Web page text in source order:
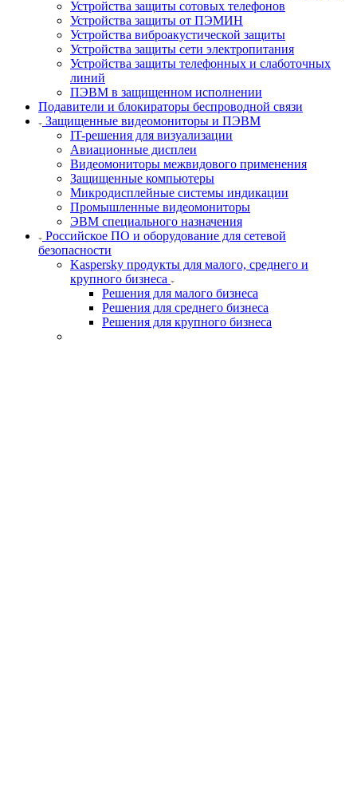
Устройства защиты сотовых телефонов
Устройства защиты от ПЭМИН
Устройства виброакустической защиты
Устройства защиты сети электропитания
Устройства защиты телефонных и слаботочных
линий
ПЭВМ в защищенном исполнении
Подавители и блокираторы беспроводной связи
Защищенные видеомониторы и ПЭВМ
IT-решения для визуализации
Авиационные дисплеи
Видеомониторы межвидового применения
Защищенные компьютеры
Микродисплейные системы индикации
Промышленные видеомониторы
ЭВМ специального назначения
Российское ПО и оборудование для сетевой
безопасности
Kaspersky продукты для малого, среднего и
крупного бизнеса
Решения для малого бизнеса
Решения для среднего бизнеса
Решения для крупного бизнеса